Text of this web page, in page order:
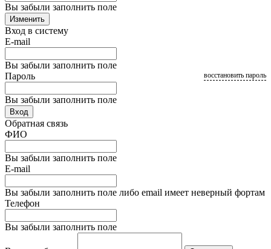
Вы забыли заполнить поле
Изменить
Вход в систему
E-mail
Вы забыли заполнить поле
Пароль
Вы забыли заполнить поле
восстановить пароль
Вход
Обратная связь
ФИО
Вы забыли заполнить поле
E-mail
Вы забыли заполнить поле либо email имеет неверный фортам
Телефон
Вы забыли заполнить поле